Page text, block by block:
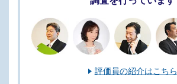
評価員の紹介はこちら